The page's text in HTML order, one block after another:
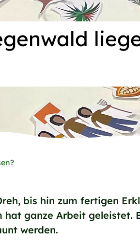
bis hin zum fertigen
ganze Arbeit geleistet.
werden.